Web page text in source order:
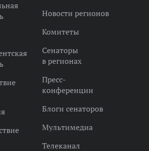
Новости регионов
Комитеты
Сенаторы
в регионах
Пресс-
конференции
Блоги сенаторов
Мультимедиа
Телеканал